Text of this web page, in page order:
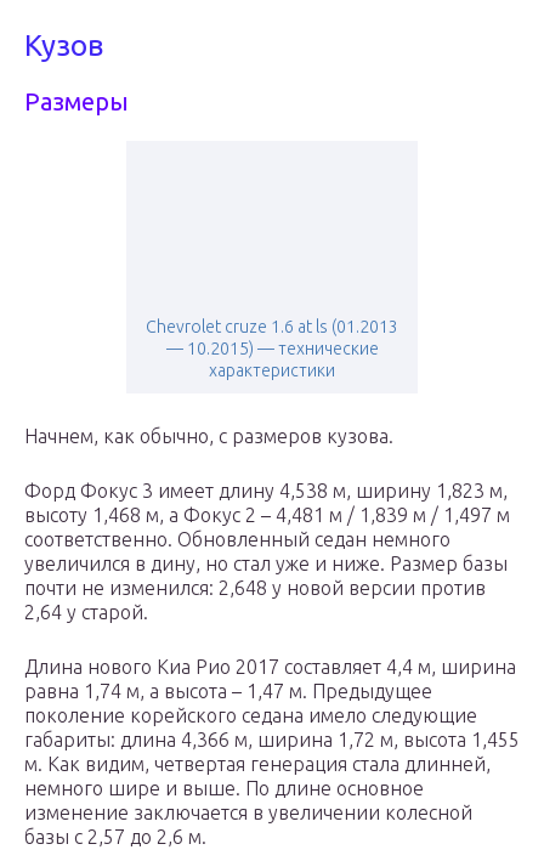
Кузов
Размеры
Chevrolet cruze 1.6 at ls (01.2013
— 10.2015) — технические
характеристики
Начнем, как обычно, с размеров кузова.
Форд Фокус 3 имеет длину 4,538 м, ширину 1,823 м,
высоту 1,468 м, а Фокус 2 – 4,481 м / 1,839 м / 1,497 м
соответственно. Обновленный седан немного
увеличился в дину, но стал уже и ниже. Размер базы
почти не изменился: 2,648 у новой версии против
2,64 у старой.
Длина нового Киа Рио 2017 составляет 4,4 м, ширина
равна 1,74 м, а высота – 1,47 м. Предыдущее
поколение корейского седана имело следующие
габариты: длина 4,366 м, ширина 1,72 м, высота 1,455
м. Как видим, четвертая генерация стала длинней,
немного шире и выше. По длине основное
изменение заключается в увеличении колесной
базы с 2,57 до 2,6 м.